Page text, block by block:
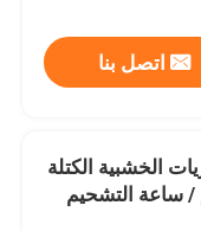
اتصل بنا
الخشبية الكتلة
150 كجم / ساعة التشحيم